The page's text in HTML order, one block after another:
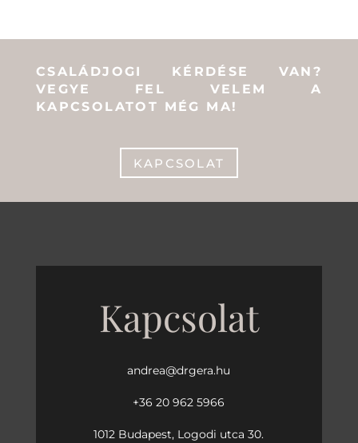
CSALÁDJOGI KÉRDÉSE VAN?
VEGYE FEL VELEM A
KAPCSOLATOT MÉG MA!
KAPCSOLAT
Kapcsolat
andrea@drgera.hu
+36 20 962 5966
1012 Budapest, Logodi utca 30.